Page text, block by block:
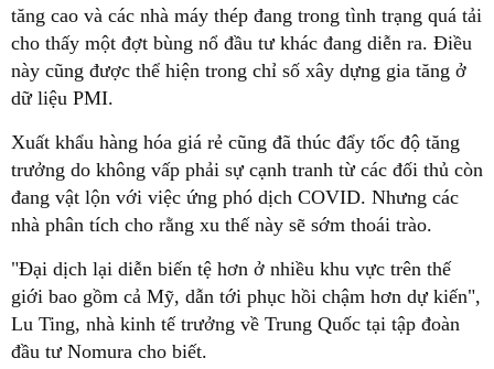
tăng cao và các nhà máy thép đang trong tình trạng quá tải
cho thấy một đợt bùng nổ đầu tư khác đang diễn ra. Điều
này cũng được thể hiện trong chỉ số xây dựng gia tăng ở
dữ liệu PMI.
Xuất khẩu hàng hóa giá rẻ cũng đã thúc đẩy tốc độ tăng
trưởng do không vấp phải sự cạnh tranh từ các đối thủ còn
đang vật lộn với việc ứng phó dịch COVID. Nhưng các
nhà phân tích cho rằng xu thế này sẽ sớm thoái trào.
"Đại dịch lại diễn biến tệ hơn ở nhiều khu vực trên thế
giới bao gồm cả Mỹ, dẫn tới phục hồi chậm hơn dự kiến",
Lu Ting, nhà kinh tế trưởng về Trung Quốc tại tập đoàn
đầu tư Nomura cho biết.